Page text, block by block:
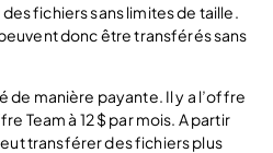
fichiers sans limites de taille.
donc être transférés sans
de manière payante. Il y a l’offre
Team à 12 $ par mois. A partir
transférer des fichiers plus